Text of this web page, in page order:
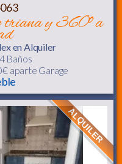
en Alquiler
4 Baños
aparte Garage
ALQUILER